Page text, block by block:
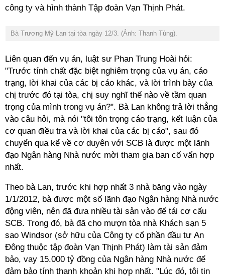
công ty và hình thành Tập đoàn Vạn Thịnh Phát.
Bà Trương Mỹ Lan tại tòa ngày 12/3. (Ảnh: Thanh Tùng).
Liên quan đến vụ án, luật sư Phan Trung Hoài hỏi:
"Trước tính chất đặc biệt nghiêm trọng của vụ án, cáo
trạng, lời khai của các bị cáo khác, và lời trình bày của
chị trước đó tại tòa, chị suy nghĩ thế nào về tầm quan
trọng của mình trong vụ án?". Bà Lan không trả lời thẳng
vào câu hỏi, mà nói "tôi tôn trọng cáo trạng, kết luận của
cơ quan điều tra và lời khai của các bị cáo", sau đó
chuyển qua kể về cơ duyên với SCB là được một lãnh
đạo Ngân hàng Nhà nước mời tham gia ban cố vấn hợp
nhất.
Theo bà Lan, trước khi hợp nhất 3 nhà băng vào ngày
1/1/2012, bà được một số lãnh đạo Ngân hàng Nhà nước
động viên, nên đã đưa nhiều tài sản vào để tái cơ cấu
SCB. Trong đó, bà đã cho mượn tòa nhà Khách sạn 5
sao Windsor (sở hữu của Công ty cổ phần đầu tư An
Đông thuộc tập đoàn Vạn Thịnh Phát) làm tài sản đảm
bảo, vay 15.000 tỷ đồng của Ngân hàng Nhà nước để
đảm bảo tính thanh khoản khi hợp nhất. "Lúc đó, tôi tin